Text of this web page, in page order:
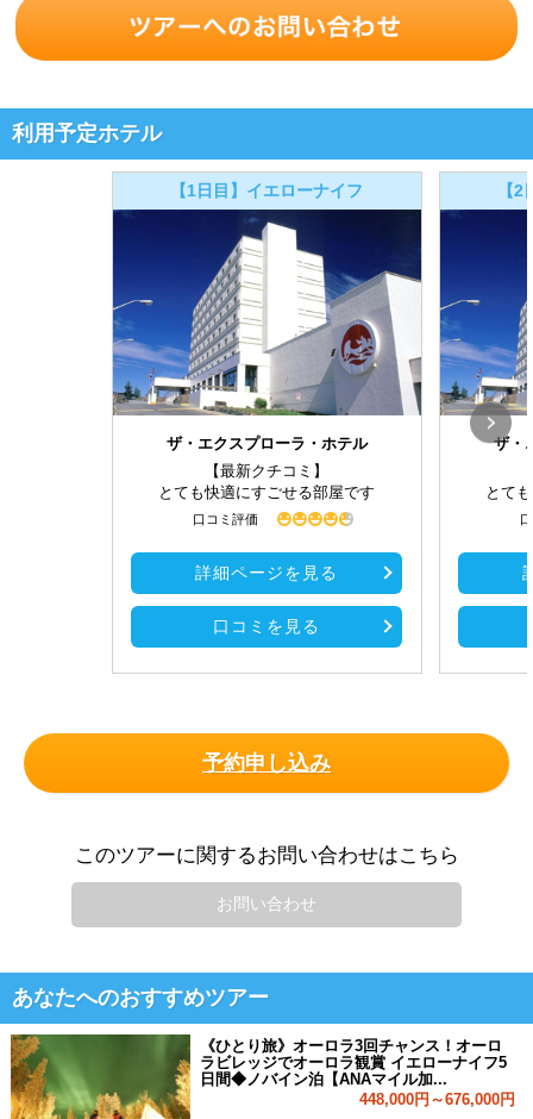
利用予定ホテル
【1日目】イエローナイフ
ザ・エクスプローラ・ホテル
【最新クチコミ】
とても快適にすごせる部屋です
口コミ評価
詳細ページを見る
口コミを見る
【
ザ・
とて
予約申し込み
このツアーに関するお問い合わせはこちら
お問い合わせ
あなたへのおすすめツアー
《ひとり旅》オーロラ3回チャンス！オーロ
ラビレッジでオーロラ観賞 イエローナイフ5
日間◆ノバイン泊【ANAマイル加...
448,000円～676,000円